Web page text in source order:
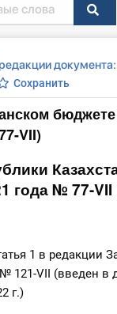
Сохранить
бюджете
VII)
года № 77-VII
1 в редакции
121-VII (введен в
г.)